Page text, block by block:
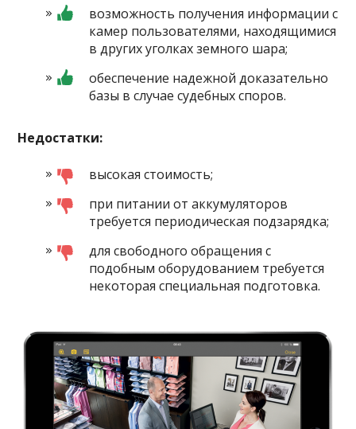
возможность получения информации с
камер пользователями, находящимися
в других уголках земного шара;
обеспечение надежной доказательно
базы в случае судебных споров.
Недостатки:
высокая стоимость;
при питании от аккумуляторов
требуется периодическая подзарядка;
для свободного обращения с
подобным оборудованием требуется
некоторая специальная подготовка.